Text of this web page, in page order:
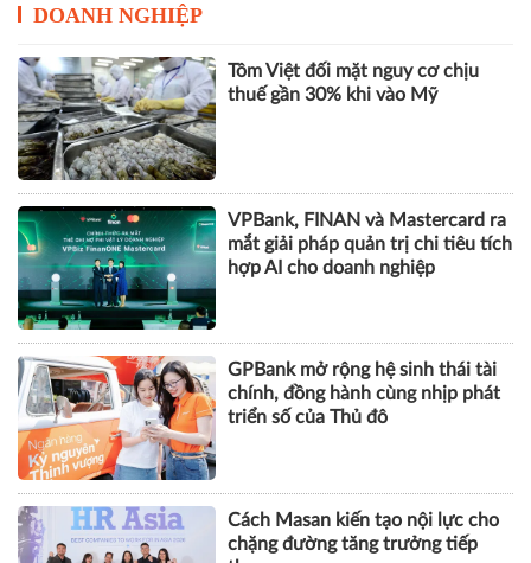
DOANH NGHIỆP
Tôm Việt đối mặt nguy cơ chịu
thuế gần 30% khi vào Mỹ
VPBank, FINAN và Mastercard ra
mắt giải pháp quản trị chi tiêu tích
hợp AI cho doanh nghiệp
GPBank mở rộng hệ sinh thái tài
chính, đồng hành cùng nhịp phát
triển số của Thủ đô
Cách Masan kiến tạo nội lực cho
chặng đường tăng trưởng tiếp